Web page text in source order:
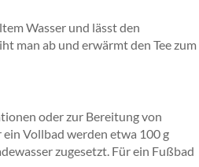
Wasser und lässt den
man ab und erwärmt den Tee zum
oder zur Bereitung von
Vollbad werden etwa 100 g
zugesetzt. Für ein Fußbad